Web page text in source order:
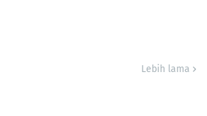
Lebih lama